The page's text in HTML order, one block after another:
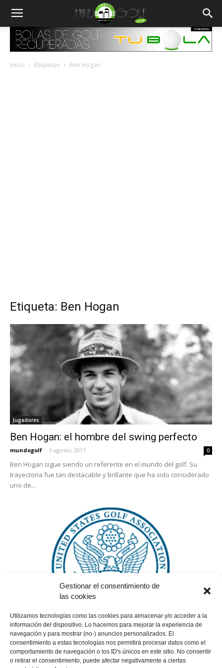
Gestionar el consentimiento de
las cookies
Utilizamos tecnologías como las cookies para almacenar y/o acceder a la
información del dispositivo. Lo hacemos para mejorar la experiencia de
navegación y para mostrar (no-) anuncios personalizados. El
consentimiento a estas tecnologías nos permitirá procesar datos como el
comportamiento de navegación o los ID's únicos en este sitio. No consentir
o retirar el consentimiento, puede afectar negativamente a ciertas
Inicio Etiquetas Ben Hogan
Etiqueta: Ben Hogan
Jugadores
Ben Hogan: el hombre del swing perfecto
mundogolf - 3 agosto, 2017 0
Ben Hogan sigue siendo un referente en el mundo del golf. Su
trayectoria fue tan destacable y brillante que ha sido considerado
uno de...
Abierto de Estados Unidos: encuentro para
los reyes del golf
mundogolf - 2 marzo, 2017
El Abierto de los Estados Unidos, también conocido por sus siglas